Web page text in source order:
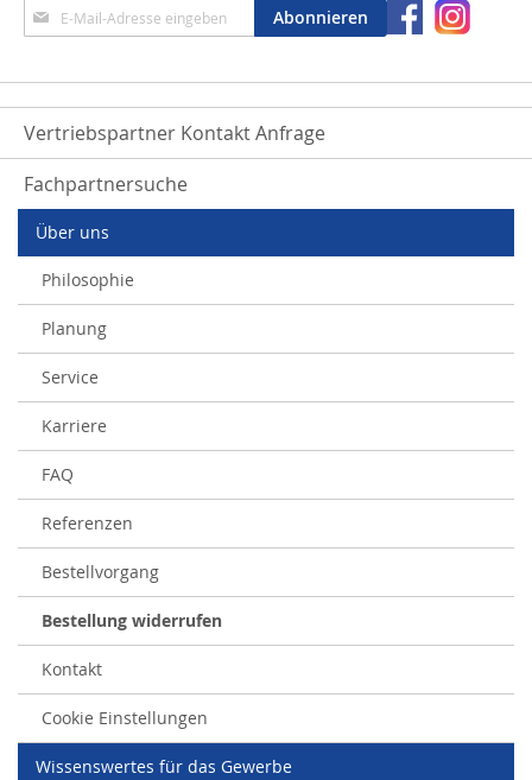
Anmeldung
zum
Abonnieren
Vertriebspartner Kontakt Anfrage
Fachpartnersuche
Über uns
Philosophie
Planung
Service
Karriere
FAQ
Referenzen
Bestellvorgang
Bestellung widerrufen
Kontakt
Cookie Einstellungen
Wissenswertes für das Gewerbe